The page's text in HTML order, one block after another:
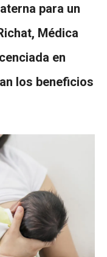
para un
Médica
en
los beneficios